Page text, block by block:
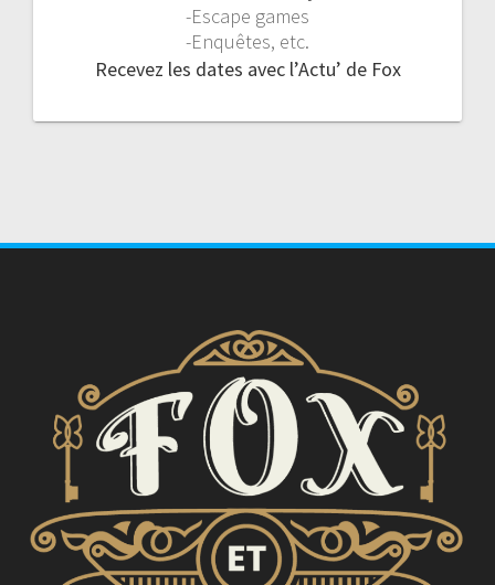
-Escape games
-Enquêtes, etc.
Recevez les dates avec l’Actu’ de Fox